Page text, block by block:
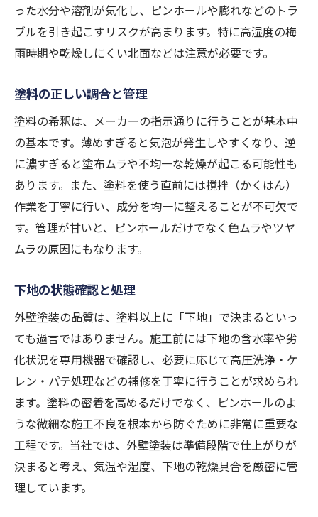
った水分や溶剤が気化し、ピンホールや膨れなどのトラ
ブルを引き起こすリスクが高まります。特に高湿度の梅
雨時期や乾燥しにくい北面などは注意が必要です。
塗料の正しい調合と管理
塗料の希釈は、メーカーの指示通りに行うことが基本中
の基本です。薄めすぎると気泡が発生しやすくなり、逆
に濃すぎると塗布ムラや不均一な乾燥が起こる可能性も
あります。また、塗料を使う直前には撹拌（かくはん）
作業を丁寧に行い、成分を均一に整えることが不可欠で
す。管理が甘いと、ピンホールだけでなく色ムラやツヤ
ムラの原因にもなります。
下地の状態確認と処理
外壁塗装の品質は、塗料以上に「下地」で決まるといっ
ても過言ではありません。施工前には下地の含水率や劣
化状況を専用機器で確認し、必要に応じて高圧洗浄・ケ
レン・パテ処理などの補修を丁寧に行うことが求められ
ます。塗料の密着を高めるだけでなく、ピンホールのよ
うな微細な施工不良を根本から防ぐために非常に重要な
工程です。当社では、外壁塗装は準備段階で仕上がりが
決まると考え、気温や湿度、下地の乾燥具合を厳密に管
理しています。